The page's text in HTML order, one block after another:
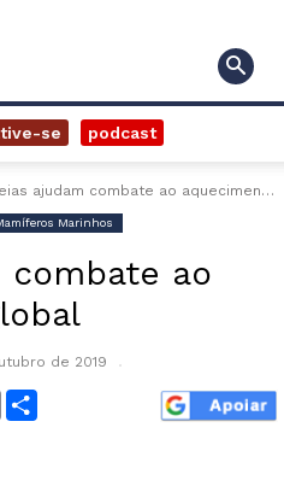
se podcast
ajudam combate ao aquecimento global
Marinhos
combate ao
de 2019
Email